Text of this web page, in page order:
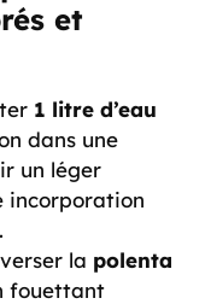
et
1 litre d’eau
dans une
un léger
incorporation
la polenta
fouettant